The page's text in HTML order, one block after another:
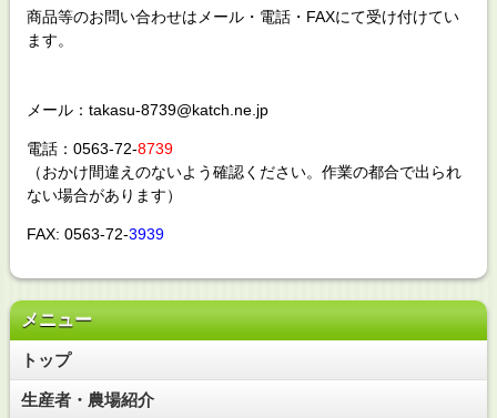
商品等のお問い合わせはメール・電話・FAXにて受け付けてい
ます。
メール：takasu-8739@katch.ne.jp
電話：0563-72-8739
（おかけ間違えのないよう確認ください。作業の都合で出られ
ない場合があります）
FAX: 0563-72-3939
メニュー
トップ
生産者・農場紹介